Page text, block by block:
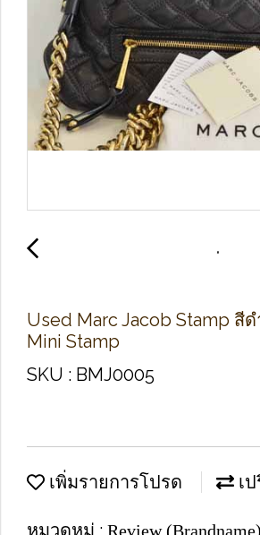
Used Marc Jacob Stamp สี
Mini Stamp
SKU : BMJ0005
เพิ่มรายการโปรด เ
หมวดหมู่ : Review (Brandname)